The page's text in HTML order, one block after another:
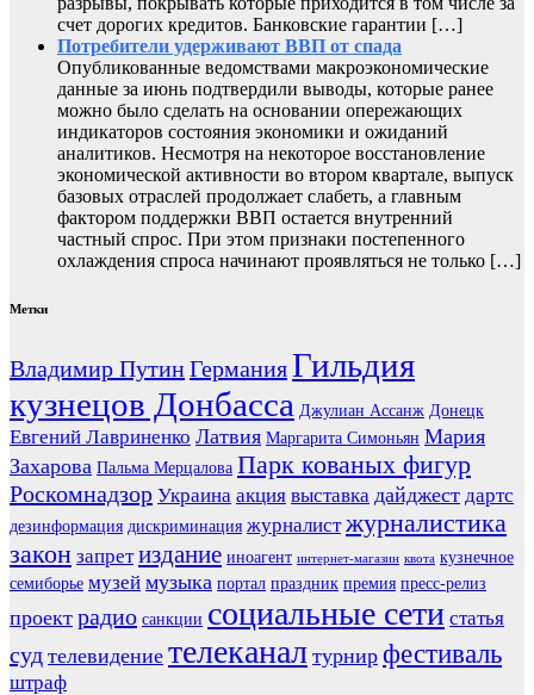
счет дорогих кредитов. Банковские гарантии […]
Потребители удерживают ВВП от спада
Опубликованные ведомствами макроэкономические
данные за июнь подтвердили выводы, которые ранее
можно было сделать на основании опережающих
индикаторов состояния экономики и ожиданий
аналитиков. Несмотря на некоторое восстановление
экономической активности во втором квартале, выпуск
базовых отраслей продолжает слабеть, а главным
фактором поддержки ВВП остается внутренний
частный спрос. При этом признаки постепенного
охлаждения спроса начинают проявляться не только […]
Метки
Владимир ПутинГерманияГильдия
кузнецов Донбасса Джулиан Ассанж Донецк
Евгений Лавриненко Латвия Маргарита Симоньян Мария
Захарова Пальма Мерцалова Парк кованых фигур
Роскомнадзор Украина акция выставка дайджест дартс
дезинформация дискриминация журналист журналистика
закон запрет издание иноагент интернет-магазин квота кузнечное
семиборье музей музыка портал праздник премия пресс-релиз
проект радио санкции социальные сети статья
суд телевидение телеканал турнир фестиваль
штраф